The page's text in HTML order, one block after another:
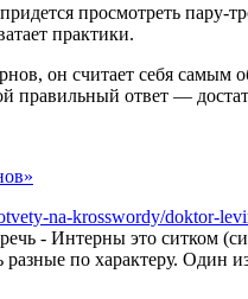
просмотреть пару-
практики.
он считает себя самым
правильный ответ —
na-krosswordy/doktor-
- Интерны это ситком
по характеру. Один